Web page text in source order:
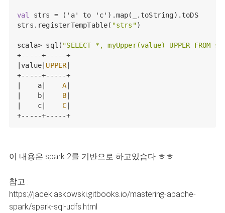
val
strs = ('a' to 'c').map(_.toString).toDS
strs.registerTempTable( "strs")
scala> sql( "SELECT *, myUpper(value) UPPER FROM
+-----+-----+
|value| UPPER
+-----+-----+
|    a| A
|    b| B
|    c| C
+-----+-----+
이 내용은 spark 2를 기반으로 하고있슴다 ㅎㅎ
참고 :
https://jaceklaskowski.gitbooks.io/mastering-apache-
spark/spark-sql-udfs.html